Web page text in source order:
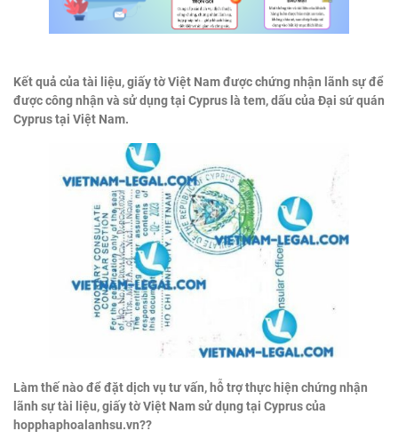
Kết quả của tài liệu, giấy tờ Việt Nam được chứng nhận lãnh sự để
được công nhận và sử dụng tại Cyprus là tem, dấu của Đại sứ quán
Cyprus tại Việt Nam.
Làm thế nào để đặt dịch vụ tư vấn, hỗ trợ thực hiện chứng nhận
lãnh sự tài liệu, giấy tờ Việt Nam sử dụng tại Cyprus của
hopphaphoalanhsu.vn??